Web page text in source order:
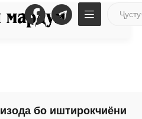
бо иштирокчиёни